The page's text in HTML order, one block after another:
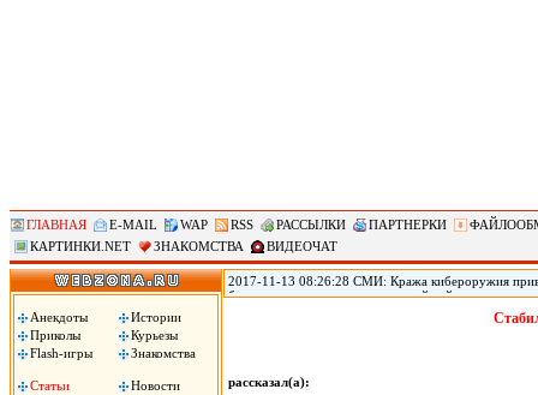
ГЛАВНАЯ E-MAIL WAP RSS РАССЫЛКИ ПАРТНЕРКИ
КАРТИНКИ.NET
ЗНАКОМСТВА ВИДЕОЧАТ
Анекдоты
Истории
Приколы
Курьезы
Flash-игры
Знакомства
Статьи
Новости
2017-11-13 08:26:28 СМИ: Кража кибероружия
безопасности переживает крупнейший кризис из-
использовавшихся АНБ для проникновения в
Shadow Brokers опубликовала программный код
рассказал(а):